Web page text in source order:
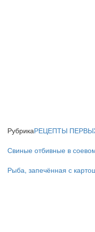
РубрикаРЕЦЕПТЫ
Свиные отбивные в
Рыба, запечённая с